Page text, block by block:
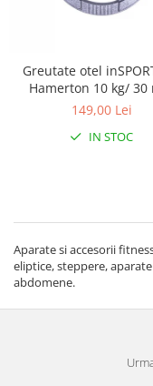
Greutate otel
Hamerton 10 kg/ 30
149,00 Lei
IN STOC
Aparate si accesorii
eliptice, steppere,
abdomene.